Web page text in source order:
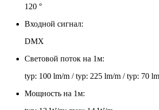
120 °
Входной сигнал:
DMX
Световой поток на 1м:
typ: 100 lm/m / typ: 225 lm/m / typ: 70
Мощность на 1м: